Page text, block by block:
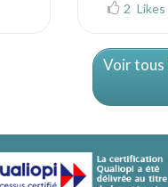
2 Likes
Voir tous